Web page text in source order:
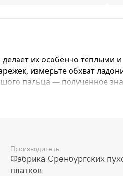
их особенно тёплыми и
измерьте обхват
пальца — полученное
Производитель
Фабрика Оренбургских
платков